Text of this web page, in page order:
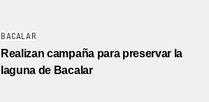
BACALAR
Realizan campaña para preservar la
laguna de Bacalar